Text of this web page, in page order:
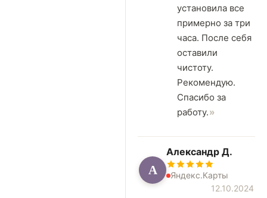
установила все
примерно за три
часа. После себя
оставили
чистоту.
Рекомендую.
Спасибо за
работу.
А
Александр Д.
Яндекс.Карты
12.10.2024